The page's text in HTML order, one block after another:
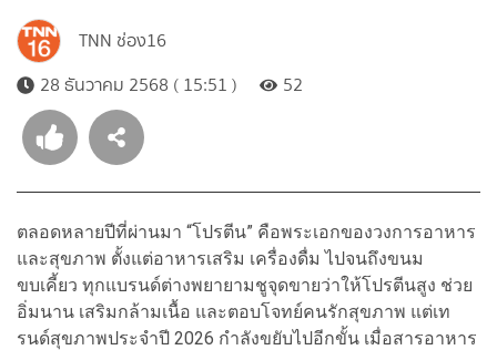
TNN ช่อง16
28 ธันวาคม 2568 ( 15:51 )
52
ตลอดหลายปีที่ผ่านมา “โปรตีน” คือพระเอกของวงการอาหาร
และสุขภาพ ตั้งแต่อาหารเสริม เครื่องดื่ม ไปจนถึงขนม
ขบเคี้ยว ทุกแบรนด์ต่างพยายามชูจุดขายว่าให้โปรตีนสูง ช่วย
อิ่มนาน เสริมกล้ามเนื้อ และตอบโจทย์คนรักสุขภาพ แต่เท
รนด์สุขภาพประจำปี 2026 กำลังขยับไปอีกขั้น เมื่อสารอาหาร